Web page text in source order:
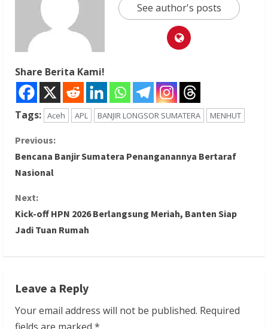
See author's posts
Share Berita Kami!
Tags: Aceh APL BANJIR LONGSOR SUMATERA MENHUT
C
o
n
t
u
e
Previous:
Bencana Banjir Sumatera Penanganannya Bertaraf
Nasional
Next:
Kick-off HPN 2026 Berlangsung Meriah, Banten Siap
Jadi Tuan Rumah
Leave a Reply
Your email address will not be published. Required